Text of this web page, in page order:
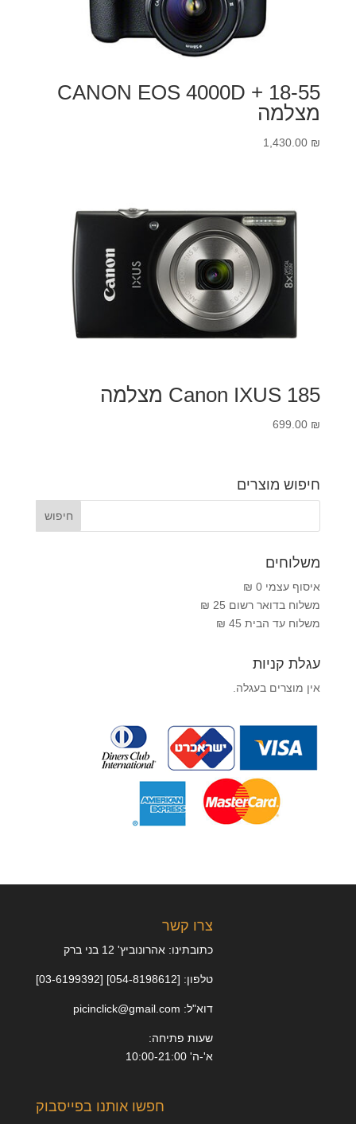
CANON EOS 4000D + 18-55
מצלמה
1,430.00 ₪
Canon IXUS 185 מצלמה
699.00 ₪
חיפוש מוצרים
משלוחים
איסוף עצמי 0 ₪
משלוח בדואר רשום 25 ₪
משלוח עד הבית 45 ₪
עגלת קניות
אין מוצרים בעגלה.
צרו קשר
כתובתינו: אהרונוביץ' 12 בני ברק
טלפון: [054-8198612] [03-6199392]
דוא"ל: picinclick@gmail.com
שעות פתיחה:
א'-ה' 10:00-21:00
חפשו אותנו בפייסבוק